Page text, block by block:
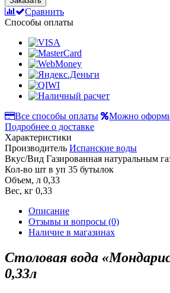
Сравнить
Способы оплаты
Все способы оплаты
Можно
Подробнее о доставке
Характеристики
Производитель Испанские воды
Вкус/Вид Газированная натуральным
Кол-во шт в уп 35 бутылок
Объем, л 0,33
Вес, кг 0,33
Описание
Отзывы и вопросы (0)
Наличие в магазинах
Столовая вода
0,33л